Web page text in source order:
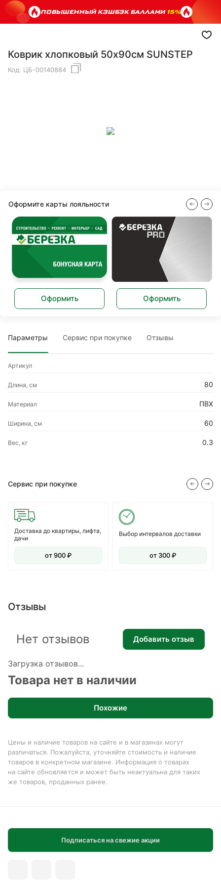
ПОВЫШЕННЫЙ КЭШБЭК БАЛЛАМИ15%
Коврик хлопковый 50х90см SUNSTEP
Код: ЦБ-00140884
Оформите карты лояльности
Оформить Оформить
Параметры Сервис при покупке Отзывы
Артикул
Длина, см 80
Материал ПВХ
Ширина, см 60
Вес, кг 0.3
Сервис при покупке
Доставка до квартиры, лифта,
дачи
от 900 ₽
Выбор интервалов доставки
от 300 ₽
Отзывы
Загрузка отзывов...
Нет отзывов Добавить отзыв
Товара нет в наличии
Похожие
Цены и наличие товаров на сайте и в магазинах могут
различаться. Пожалуйста, уточняйте стоимость и наличие
товаров в конкретном магазине. Информация о товарах
на сайте обновляется и может быть неактуальна для таких
же товаров, проданных ранее.
Подписаться на свежие акции